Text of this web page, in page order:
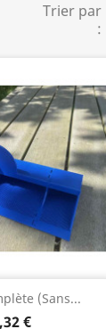
Trier par
:
(sans...
€
rapide